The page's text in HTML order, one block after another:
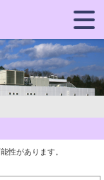
性があります。